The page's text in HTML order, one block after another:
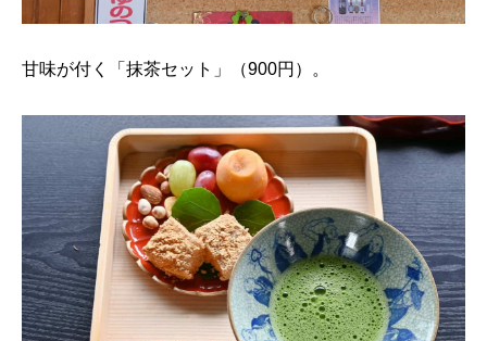
甘味が付く「抹茶セット」（900円）。